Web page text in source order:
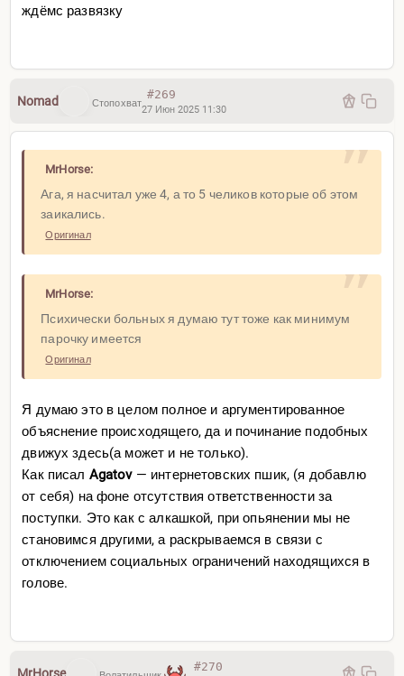
ждёмс развязку
Nomad Стопохват
#269
27 Июн 2025 11:30
MrHorse:
Ага, я насчитал уже 4, а то 5 челиков которые об этом
заикались.
Оригинал
MrHorse:
Психически больных я думаю тут тоже как минимум
парочку имеется
Оригинал
Я думаю это в целом полное и аргументированное
объяснение происходящего, да и починание подобных
движух здесь(а может и не только).
Как писал Agatov— интернетовских пшик, (я добавлю
от себя) на фоне отсутствия ответственности за
поступки. Это как с алкашкой, при опьянении мы не
становимся другими, а раскрываемся в связи с
отключением социальных ограничений находящихся в
голове.
#270